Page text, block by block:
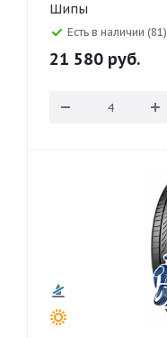
Шипы
Есть в наличии (81)
21 580 руб.